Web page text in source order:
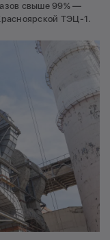
свыше 99% —
ТЭЦ-1.